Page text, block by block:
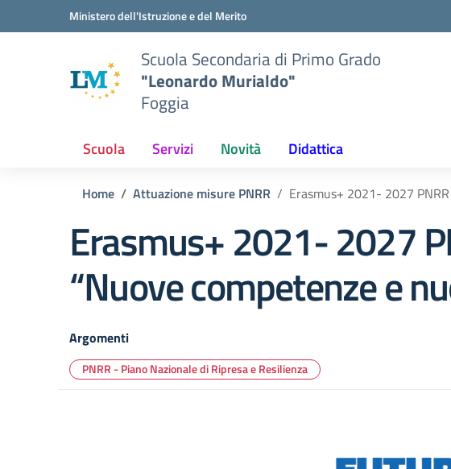
Vai ai contenuti
Vai al menu di navigazioneMinistero dell'Istruzione e del Merito
Scuola Secondaria di Primo Grado
"Leonardo Murialdo"
Foggia
Scuola Servizi Novità Didattica
Home Attuazione misure PNRR Erasmus+ 2021- 2027
Erasmus+ 2021- 2027
“Nuove competenze e
Argomenti
PNRR - Piano Nazionale di Ripresa e Resilienza